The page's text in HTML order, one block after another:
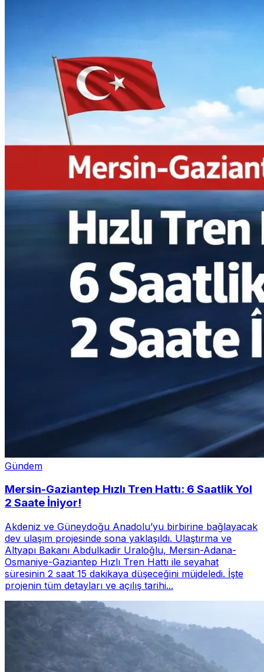
Gündem
Mersin-Gaziantep Hızlı Tren Hattı: 6 Saatlik Yol
2 Saate İniyor!
Akdeniz ve Güneydoğu Anadolu’yu birbirine bağlayacak
dev ulaşım projesinde sona yaklaşıldı. Ulaştırma ve
Altyapı Bakanı Abdulkadir Uraloğlu, Mersin-Adana-
Osmaniye-Gaziantep Hızlı Tren Hattı ile seyahat
süresinin 2 saat 15 dakikaya düşeceğini müjdeledi. İşte
projenin tüm detayları ve açılış tarihi...